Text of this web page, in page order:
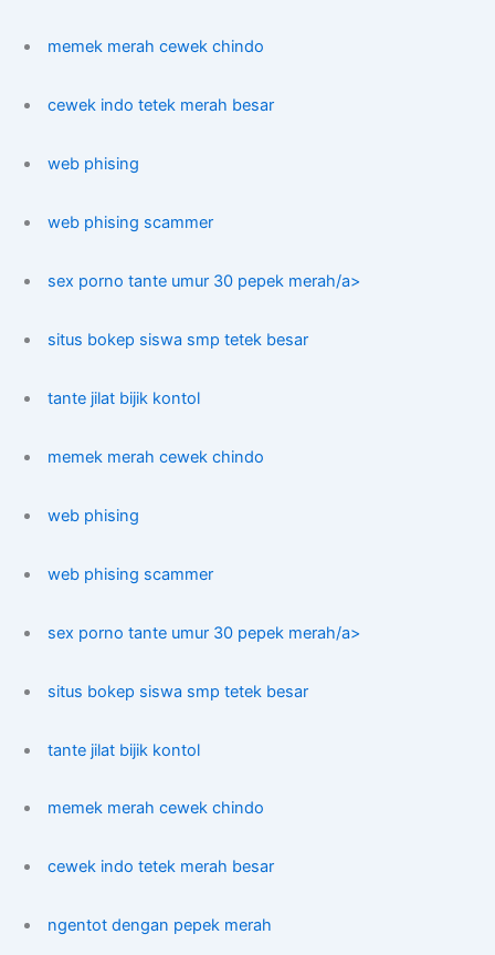
memek merah cewek chindo
cewek indo tetek merah besar
web phising
web phising scammer
sex porno tante umur 30 pepek merah/a>
situs bokep siswa smp tetek besar
tante jilat bijik kontol
memek merah cewek chindo
web phising
web phising scammer
sex porno tante umur 30 pepek merah/a>
situs bokep siswa smp tetek besar
tante jilat bijik kontol
memek merah cewek chindo
cewek indo tetek merah besar
ngentot dengan pepek merah